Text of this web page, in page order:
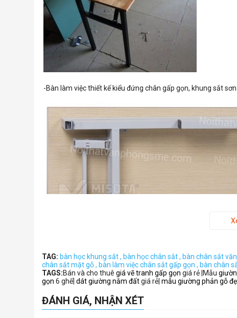
-Bàn làm việc thiết kế kiểu đứng chân gấp gọn, khung sắt
+Khung bàn chế tạo bằng sắt hộp sơn tĩnh điện màu ghi
TAG: bàn học khung sắt , bàn học chân sắt , bàn chân sắt
chân sắt mặt gỗ , bàn làm việc chân sắt gấp gọn , bàn chân
TAGS:Bán và cho thuê giá vẽ tranh gấp gọn giá rẻ |Mẫu
gọn 6 ghế| dát giường nằm đấtgiá rẻ| mẫu giường phản gỗ
ĐÁNH GIÁ, NHẬN XÉT